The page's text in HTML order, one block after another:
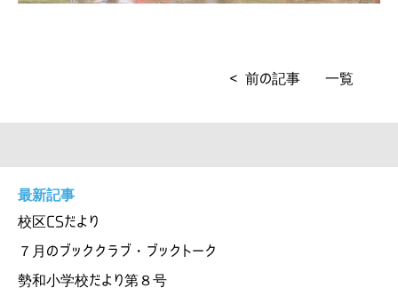
< 前の記事 一覧
最新記事
校区CSだより
７月のブッククラブ・ブックトーク
勢和小学校だより第８号